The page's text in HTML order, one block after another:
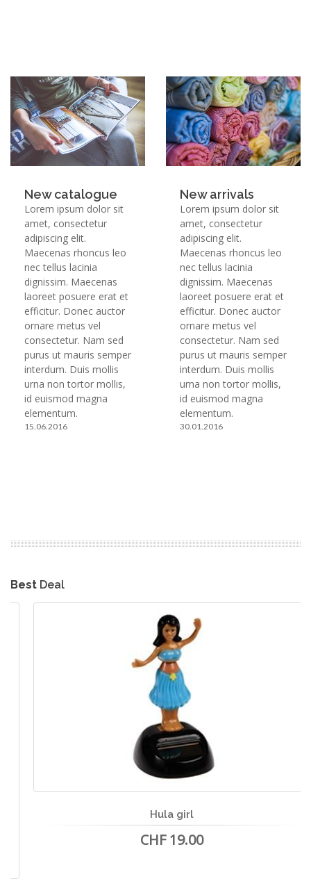
New catalogue
Lorem ipsum dolor sit
amet, consectetur
adipiscing elit.
Maecenas rhoncus leo
nec tellus lacinia
dignissim. Maecenas
laoreet posuere erat et
efficitur. Donec auctor
ornare metus vel
consectetur. Nam sed
purus ut mauris semper
interdum. Duis mollis
urna non tortor mollis,
id euismod magna
elementum.
15.06.2016
New arrivals
Lorem ipsum dolor sit
amet, consectetur
adipiscing elit.
Maecenas rhoncus leo
nec tellus lacinia
dignissim. Maecenas
laoreet posuere erat et
efficitur. Donec auctor
ornare metus vel
consectetur. Nam sed
purus ut mauris semper
interdum. Duis mollis
urna non tortor mollis,
id euismod magna
elementum.
30.01.2016
Best Deal
Hula girl
CHF 19.00